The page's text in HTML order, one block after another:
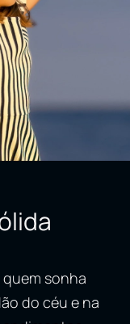
sonha
do céu e na